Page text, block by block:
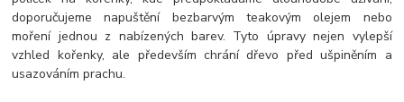
doporučujeme napuštění bezbarvým teakovým olejem nebo
moření jednou z nabízených barev. Tyto úpravy nejen vylepší
vzhled kořenky, ale především chrání dřevo před ušpiněním a
usazováním prachu.